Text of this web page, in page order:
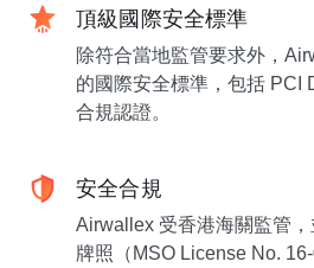
頂級國際安全標準
除符合當地監管要求外，
的國際安全標準，包括 PCI
合規認證。
安全合規
Airwallex 受香港海關監管
牌照（MSO License No. 16-